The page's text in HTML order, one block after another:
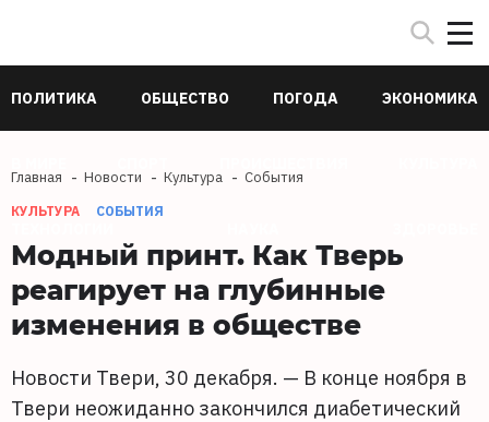
ПОЛИТИКА ОБЩЕСТВО ПОГОДА ЭКОНОМИКА
Главная Новости Культура События
КУЛЬТУРА СОБЫТИЯ
Модный принт. Как Тверь
реагирует на глубинные
изменения в обществе
Новости Твери, 30 декабря. — В конце ноября в
Твери неожиданно закончился диабетический